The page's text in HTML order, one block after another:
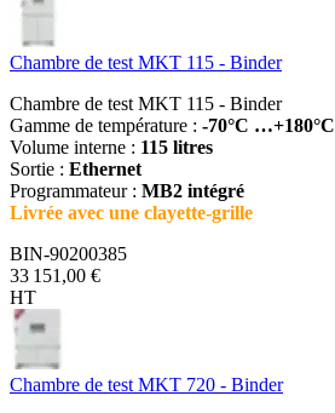
Chambre de test MKT 115 - Binder
Chambre de test MKT 115 - Binder
Gamme de température : -70°C …+180°C
Volume interne : 115 litres
Sortie : Ethernet
Programmateur : MB2 intégré
Livrée avec une clayette-grille
BIN-90200385
33 151,00 €
HT
Chambre de test MKT 720 - Binder